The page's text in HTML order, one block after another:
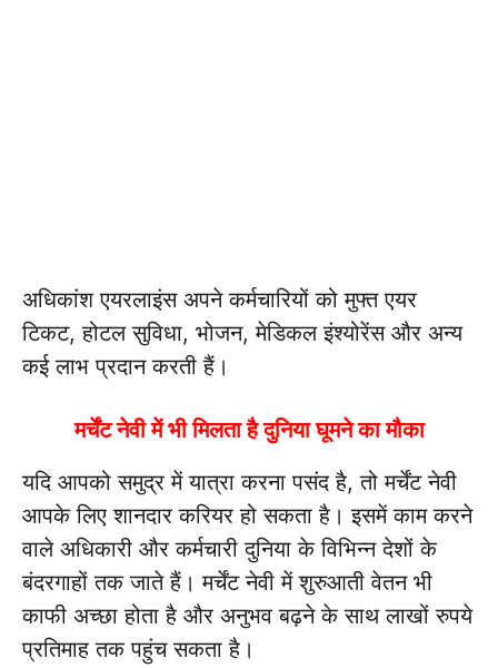
अधिकांश एयरलाइंस अपने कर्मचारियों को मुफ्त एयर
टिकट, होटल सुविधा, भोजन, मेडिकल इंश्योरेंस और अन्य
कई लाभ प्रदान करती हैं।
मर्चेंट नेवी में भी मिलता है दुनिया घूमने का मौका
यदि आपको समुद्र में यात्रा करना पसंद है, तो मर्चेंट नेवी
आपके लिए शानदार करियर हो सकता है। इसमें काम करने
वाले अधिकारी और कर्मचारी दुनिया के विभिन्न देशों के
बंदरगाहों तक जाते हैं। मर्चेंट नेवी में शुरुआती वेतन भी
काफी अच्छा होता है और अनुभव बढ़ने के साथ लाखों रुपये
प्रतिमाह तक पहुंच सकता है।